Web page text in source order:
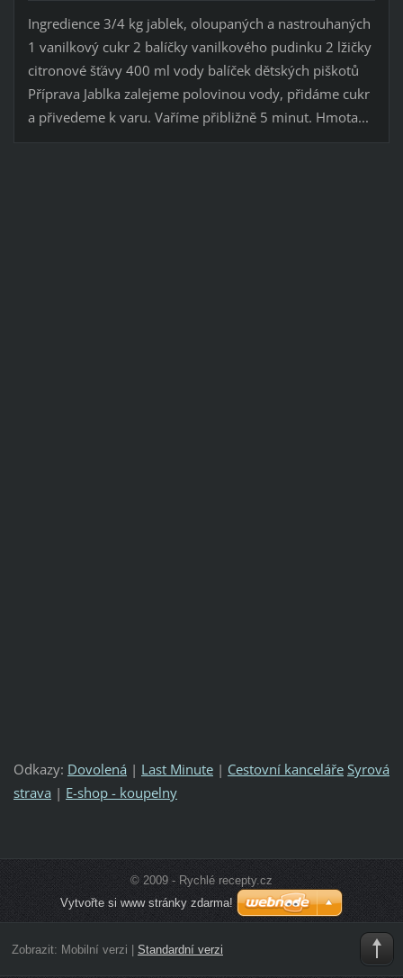
Ingredience 3/4 kg jablek, oloupaných a nastrouhaných
1 vanilkový cukr 2 balíčky vanilkového pudinku 2 lžičky
citronové šťávy 400 ml vody balíček dětských piškotů
Příprava Jablka zalejeme polovinou vody, přidáme cukr
a přivedeme k varu. Vaříme přibližně 5 minut. Hmota...
Odkazy: Dovolená | Last Minute| Cestovní kanceláře Syrová
strava | E-shop - koupelny
© 2009 - Rychlé recepty.cz
Vytvořte si www stránky zdarma!
Zobrazit: Mobilní verzi Standardní verzi